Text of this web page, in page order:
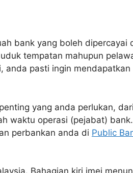
bank yang boleh dipercayai
tempatan mahupun
anda pasti ingin mendapatkan
yang anda perlukan,
waktu operasi (pejabat) bank.
perbankan anda di Public